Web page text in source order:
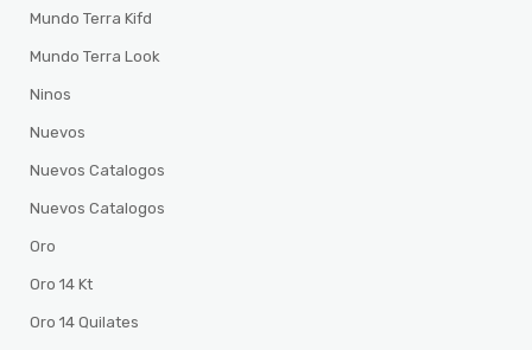
Mundo Terra Kifd
Mundo Terra Look
Ninos
Nuevos
Nuevos Catalogos
Nuevos Catalogos
Oro
Oro 14 Kt
Oro 14 Quilates